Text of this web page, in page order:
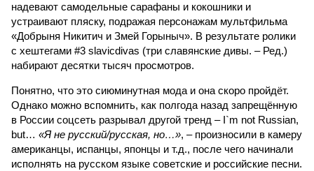
надевают самодельные сарафаны и кокошники и
устраивают пляску, подражая персонажам мультфильма
«Добрыня Никитич и Змей Горыныч». В результате ролики
с хештегами #3 slavicdivas (три славянские дивы. – Ред.)
набирают десятки тысяч просмотров.
Понятно, что это сиюминутная мода и она скоро пройдёт.
Однако можно вспомнить, как полгода назад запрещённую
в России соцсеть разрывал другой тренд – I`m not Russian,
but… «Я не русский/русская, но…», – произносили в камеру
американцы, испанцы, японцы и т.д., после чего начинали
исполнять на русском языке советские и российские песни.